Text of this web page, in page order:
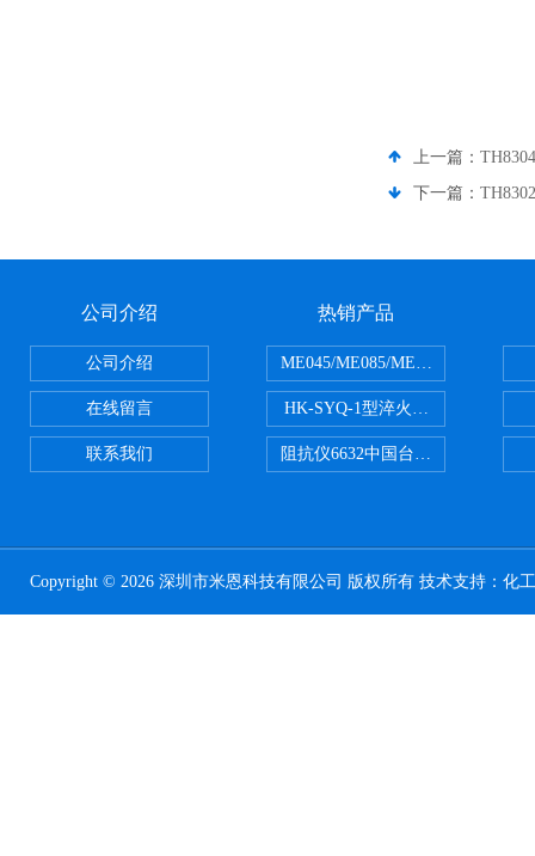
上一篇：
下一篇：
公司介绍
公司介绍
在线留言
联系我们
热销产品
ME045/ME085/ME150ME系列
HK-SYQ-1型淬火介质冷却性能测
阻抗仪6632中国台湾益和
Copyright © 2026 深圳市米恩科技有限公司 版权所有 技术支持： 化